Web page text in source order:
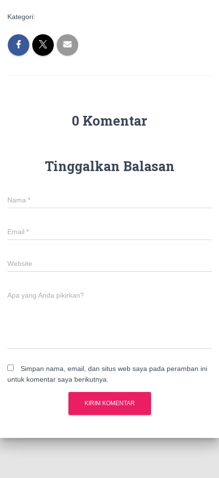
Kategori:
0 Komentar
Tinggalkan Balasan
Nama *
Email *
Website
Apa yang Anda pikirkan?
Simpan nama, email, dan situs web saya pada peramban ini
untuk komentar saya berikutnya.